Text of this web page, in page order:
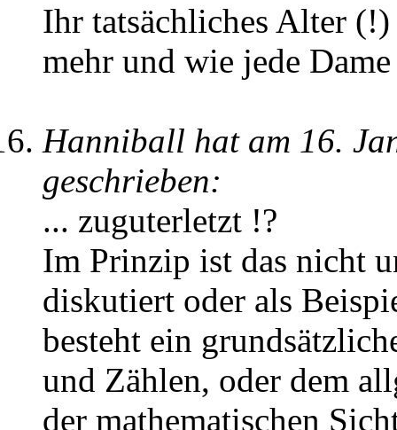
Ihr tatsächliches Alter
mehr und wie jede
Hanniball hat am 16.
geschrieben:
... zuguterletzt !?
Im Prinzip ist das nicht
diskutiert oder als
besteht ein
und Zählen, oder dem
der mathematischen